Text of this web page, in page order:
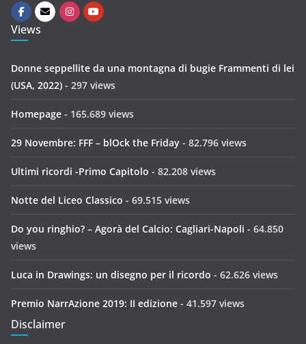
Views
Donne seppellite da una montagna di bugie Frammenti di lei
(USA, 2022) - 297 views
Homepage - 165.689 views
29 Novembre: FFF – blOck the Friday - 82.796 views
Ultimi ricordi -Primo Capitolo - 82.208 views
Notte del Liceo Classico - 69.515 views
Do you ringhio? – Agorà del Calcio: Cagliari-Napoli - 64.850
views
Luca in Drawings: un disegno per il ricordo - 62.626 views
Premio NarrAzione 2019: II edizione - 41.597 views
Disclaimer